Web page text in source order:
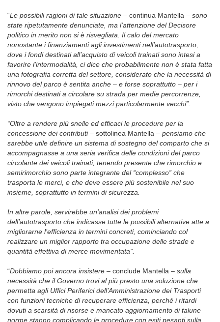
“Le possibili ragioni di tale situazione – continua Mantella – sono
state ripetutamente denunciate, ma l’attenzione del Decisore
politico in merito non si è risvegliata. Il calo del mercato
nonostante i finanziamenti agli investimenti nell’autotrasporto,
dove i fondi destinati all’acquisto di veicoli trainati sono intesi a
favorire l’intermodalità, ci dice che probabilmente non è stata fatta
una fotografia corretta del settore, considerato che la necessità di
rinnovo del parco è sentita anche – e forse soprattutto – per i
rimorchi destinati a circolare su strada per medie percorrenze,
visto che vengono impiegati mezzi particolarmente vecchi”.
“Oltre a rendere più snelle ed efficaci le procedure per la
concessione dei contributi– sottolinea Mantella – pensiamo che
sarebbe utile definire un sistema di sostegno del comparto che si
accompagnasse a una seria verifica delle condizioni del parco
circolante dei veicoli trainati, tenendo presente che rimorchio e
semirimorchio sono parte integrante del “complesso” che
trasporta le merci, e che deve essere più sostenibile nel suo
insieme, soprattutto in termini di sicurezza.
In altre parole, servirebbe un’analisi dei problemi
dell’autotrasporto che indicasse tutte le possibili alternative atte a
migliorarne l’efficienza in termini concreti, cominciando col
realizzare un miglior rapporto tra occupazione delle strade e
quantità effettiva di merce movimentata”.
“Dobbiamo poi ancora insistere – conclude Mantella – sulla
necessità che il Governo trovi al più presto una soluzione che
permetta agli Uffici Periferici dell’Amministrazione dei Trasporti
con funzioni tecniche di recuperare efficienza, perché i ritardi
dovuti a scarsità di risorse e mancato aggiornamento di talune
norme stanno complicando le procedure con esiti pesanti sulla